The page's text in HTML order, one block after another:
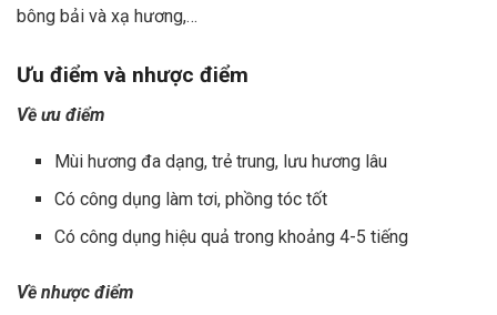
bông bải và xạ hương,…
Ưu điểm và nhược điểm
Về ưu điểm
Mùi hương đa dạng, trẻ trung, lưu hương lâu
Có công dụng làm tơi, phồng tóc tốt
Có công dụng hiệu quả trong khoảng 4-5 tiếng
Về nhược điểm